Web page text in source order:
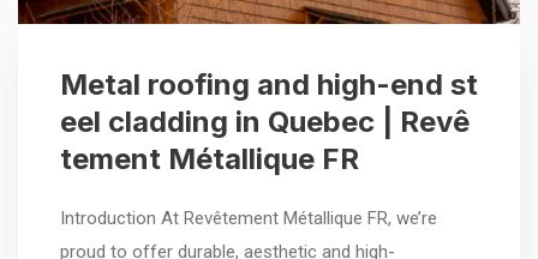
Metal roofing and high-end st
eel cladding in Quebec | Revê
tement Métallique FR
Introduction At Revêtement Métallique FR, we’re
proud to offer durable, aesthetic and high-